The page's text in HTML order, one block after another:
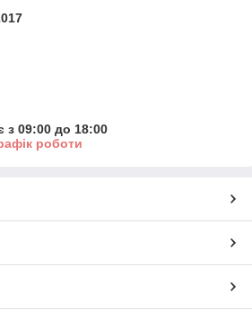
з 09:00 до 18:00
роботи